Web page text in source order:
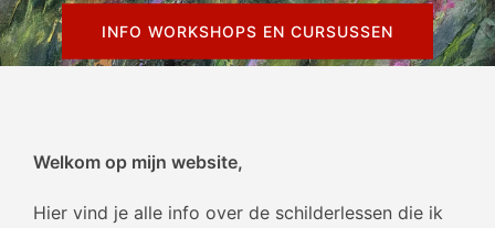
INFO WORKSHOPS EN CURSUSSEN
Welkom op mijn website,
Hier vind je alle info over de schilderlessen die ik